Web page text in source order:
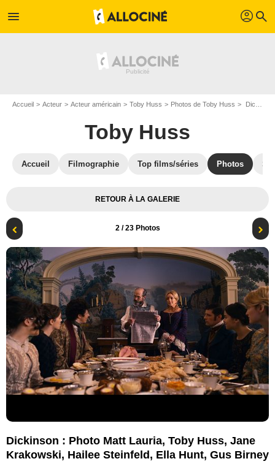
menu profil search
Accueil Acteur Acteur américain Toby Huss Photos de Toby Huss Dickinson : Photo Matt Lauria, Toby Huss, Jane Krakowski, Hailee Steinfeld, Ella Hunt, Gus Birney
Toby Huss
Accueil Filmographie Top films/séries Photos
RETOUR À LA GALERIE
2/ 23 Photos
Dickinson : Photo Matt Lauria, Toby Huss, Jane
Krakowski, Hailee Steinfeld, Ella Hunt, Gus Birney